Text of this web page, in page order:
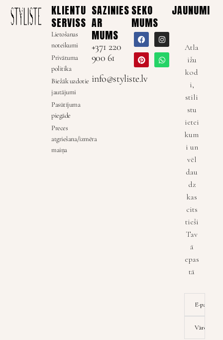
KLIENTU
SERVISS
Lietošanas
noteikumi
Privātuma
politika
Biežāk uzdotie
jautājumi
Pasūtījuma
piegāde
Preces
atgriešana/izmēra
maiņa
SAZINIES
AR
MUMS
+371 220
900 61
info@styliste.lv
SEKO
MUMS
JAUNUMI
Atla
ižu
kod
i,
stili
stu
ietei
kum
i un
vēl
dau
dz
kas
cits
tieši
Tav
ā
epas
tā
E-pasta
Vārds